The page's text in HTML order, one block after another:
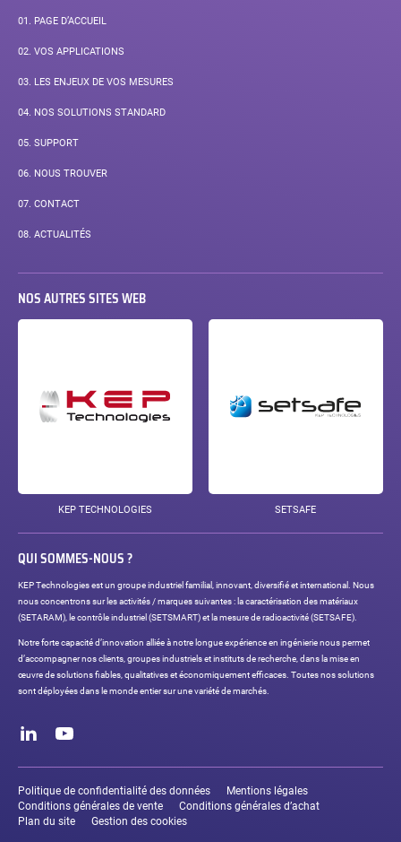
01. PAGE D’ACCUEIL
02. VOS APPLICATIONS
03. LES ENJEUX DE VOS MESURES
04. NOS SOLUTIONS STANDARD
05. SUPPORT
06. NOUS TROUVER
07. CONTACT
08. ACTUALITÉS
NOS AUTRES SITES WEB
KEP TECHNOLOGIES SETSAFE
QUI SOMMES-NOUS ?
KEP Technologies est un groupe industriel familial, innovant, diversifié et international. Nous
nous concentrons sur les activités / marques suivantes : la caractérisation des matériaux
(SETARAM), le contrôle industriel (SETSMART) et la mesure de radioactivité (SETSAFE).
Notre forte capacité d’innovation alliée à notre longue expérience en ingénierie nous permet
d’accompagner nos clients, groupes industriels et instituts de recherche, dans la mise en
œuvre de solutions fiables, qualitatives et économiquement efficaces. Toutes nos solutions
sont déployées dans le monde entier sur une variété de marchés.
sociaux
légaux
Politique de confidentialité des données
Mentions légales
Conditions générales de vente
Conditions générales d’achat
Plan du site
Gestion des cookies